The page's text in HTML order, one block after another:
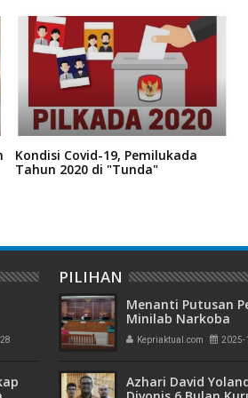
Kondisi Covid-19, Pemilukada
Tahun 2020 di "Tunda"
PILIHAN
Menanti Putusan
Minilab Narkoba
Terdakwa Touzen
"Loloskah dari
Kepriaktual.com 2025-
Azhari David